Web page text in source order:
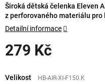
279 Kč
cena:
Velikost HB-AIR-XI-F150.K
Široká dětská čelenka Eleven
z perforovaného materiálu
Detailní informace